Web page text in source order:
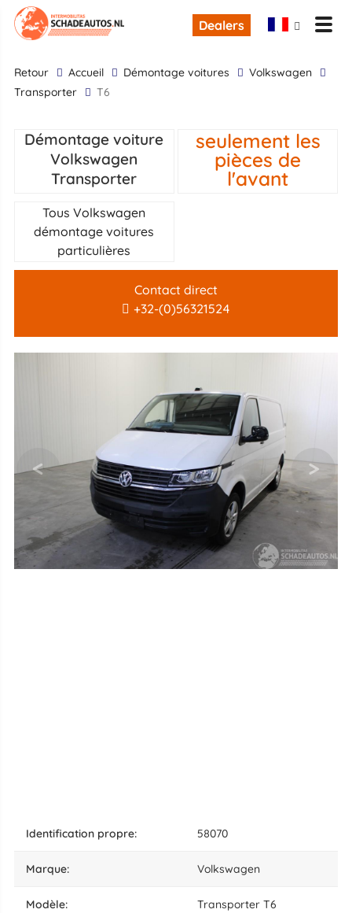
Dealers
retour Accueil Démontage voitures
Volkswagen
Transporter
T6
Démontage voiture
Volkswagen
Transporter
seulement les
pièces de
l'avant
Tous Volkswagen
démontage voitures
particulières
Contact direct
+32-(0)56321524
identification propre: 58070
marque: Volkswagen
modèle: Transporter T6